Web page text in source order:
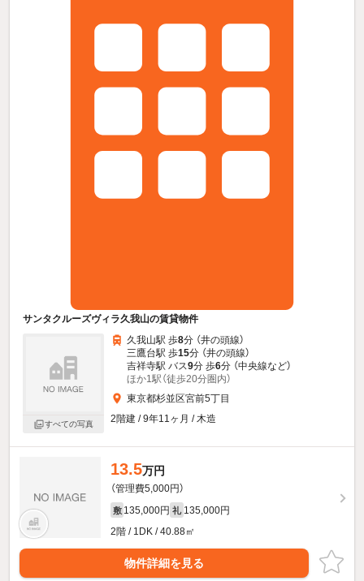
サンタクルーズヴィラ久我山の賃貸物件
すべての写真
久我山駅 歩8分 （井の頭線）
三鷹台駅 歩15分 （井の頭線）
吉祥寺駅 バス9分 歩6分 （中央線など）
ほか1駅（徒歩20分圏内）
東京都杉並区宮前5丁目
2階建 / 9年11ヶ月 / 木造
13.5万円
（管理費5,000円）
敷 135,000円 礼 135,000円
2階 / 1DK / 40.88㎡
物件詳細を見る